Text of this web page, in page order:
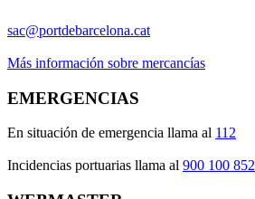
sac@portdebarcelona.cat
Más información sobre mercancías
EMERGENCIAS
En situación de emergencia llama al 112
Incidencias portuarias llama al 900 100 852